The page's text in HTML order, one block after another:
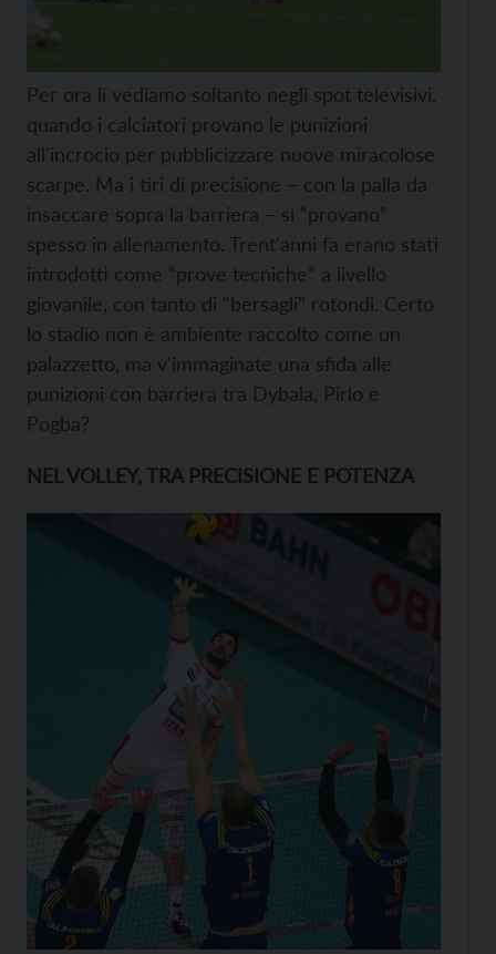
Per ora li vediamo soltanto negli spot televisivi,
quando i calciatori provano le punizioni
all'incrocio per pubblicizzare nuove miracolose
scarpe. Ma i tiri di precisione – con la palla da
insaccare sopra la barriera – si “provano”
spesso in allenamento. Trent'anni fa erano stati
introdotti come “prove tecniche” a livello
giovanile, con tanto di “bersagli” rotondi. Certo
lo stadio non è ambiente raccolto come un
palazzetto, ma v'immaginate una sfida alle
punizioni con barriera tra Dybala, Pirlo e
Pogba?
NEL VOLLEY, TRA PRECISIONE E POTENZA